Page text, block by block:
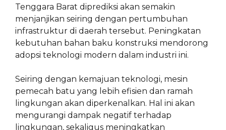
Tenggara Barat diprediksi akan semakin
menjanjikan seiring dengan pertumbuhan
infrastruktur di daerah tersebut. Peningkatan
kebutuhan bahan baku konstruksi mendorong
adopsi teknologi modern dalam industri ini.
Seiring dengan kemajuan teknologi, mesin
pemecah batu yang lebih efisien dan ramah
lingkungan akan diperkenalkan. Hal ini akan
mengurangi dampak negatif terhadap
lingkungan, sekaligus meningkatkan